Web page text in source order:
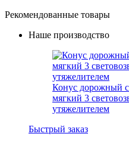
Рекомендованные товары
Наше производство
Конус дорожный
мягкий 3
утяжелителем
Быстрый заказ